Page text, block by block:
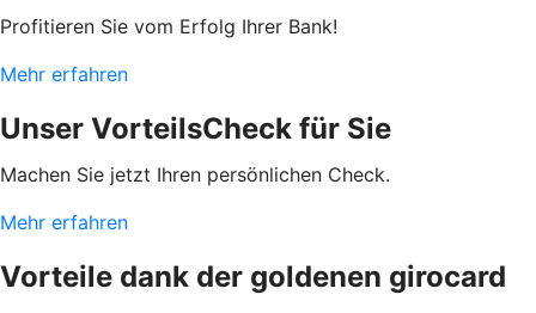
Profitieren Sie vom Erfolg Ihrer Bank!
Mehr erfahren
Unser VorteilsCheck für Sie
Machen Sie jetzt Ihren persönlichen Check.
Mehr erfahren
Vorteile dank der goldenen girocard